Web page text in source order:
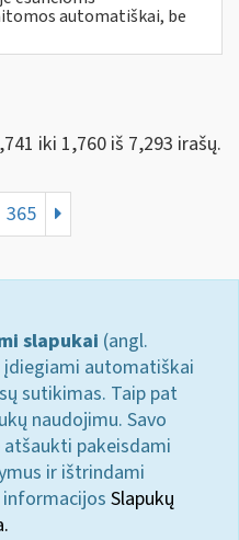
automatiškai, be
iki 1,760 iš 7,293 irašų.
365
slapukai (angl.
automatiškai
sutikimas. Taip pat
naudojimu. Savo
pakeisdami
ir ištrindami
informacijos Slapukų